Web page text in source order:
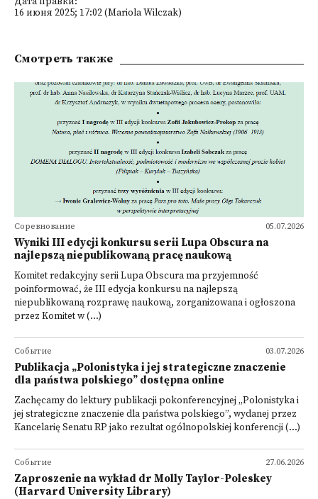
16 июня 2025; 17:02 (Mariola Wilczak)
Смотреть также
05.07.2026
Соревнование
Wyniki III edycji konkursu serii Lupa Obscura na
najlepszą niepublikowaną pracę naukową
Komitet redakcyjny serii Lupa Obscura ma przyjemność
poinformować, że III edycja konkursu na najlepszą
niepublikowaną rozprawę naukową, zorganizowana i ogłoszona
przez Komitet w (...)
03.07.2026
Событие
Publikacja „Polonistyka i jej strategiczne znaczenie
dla państwa polskiego” dostępna online
Zachęcamy do lektury publikacji pokonferencyjnej „Polonistyka i
jej strategiczne znaczenie dla państwa polskiego”, wydanej przez
Kancelarię Senatu RP jako rezultat ogólnopolskiej konferencji (...)
27.06.2026
Событие
Zaproszenie na wykład dr Molly Taylor-Poleskey
(Harvard University Library)